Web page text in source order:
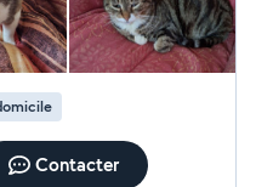
Contacter